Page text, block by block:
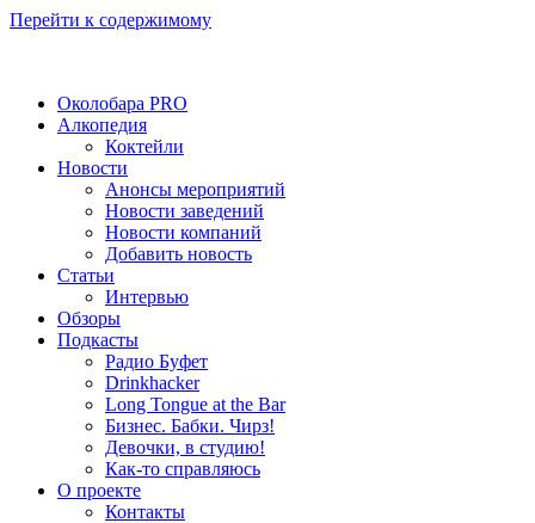
Перейти к содержимому
Околобара PRO
Алкопедия
Коктейли
Новости
Анонсы мероприятий
Новости заведений
Новости компаний
Добавить новость
Статьи
Интервью
Обзоры
Подкасты
Радио Буфет
Drinkhacker
Long Tongue at the Bar
Бизнес. Бабки. Чирз!
Девочки, в студию!
Как-то справляюсь
О проекте
Контакты